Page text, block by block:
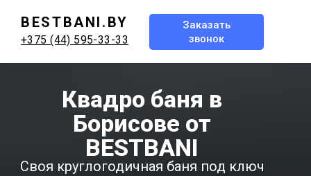
+375 (44) 595-33-33
Заказать
звонок
BESTBANI.BY
Своя круглогодичная баня под ключ
Квадро баня в
Борисове от
BESTBANI